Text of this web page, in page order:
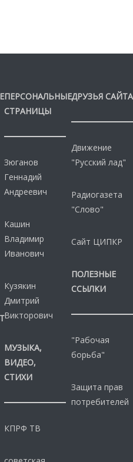
ПЕРСОНАЛЬНЫЕ
СТРАНИЦЫ
Зюганов
Геннадий
Андреевич
Кашин
Владимир
Иванович
Кузякин
Дмитрий
Викторович
МУЗЫКА,
ВИДЕО,
СТИХИ
КПРФ ТВ
ДРУЗЬЯ САЙТА
Движение
"Русский лад"
Радиогазета
"Слово"
Сайт ЦИПКР
ПОЛЕЗНЫЕ
ССЫЛКИ
"Рабочая
борьба"
Защита прав
потребителей